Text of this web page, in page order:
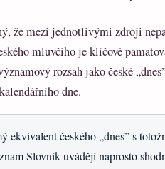
že mezi jednotlivými zdroji
mluvčího je klíčové
rozsah jako české
dne.
ekvivalent českého „dnes” s
Slovník uvádějí naprosto